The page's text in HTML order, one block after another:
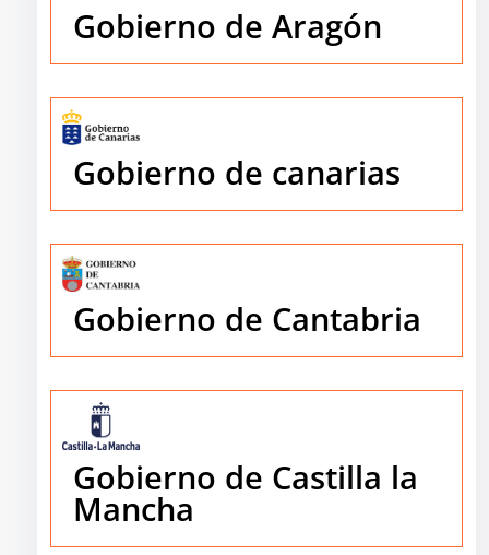
Gobierno de Aragón
Gobierno de canarias
Gobierno de Cantabria
Gobierno de Castilla la
Mancha